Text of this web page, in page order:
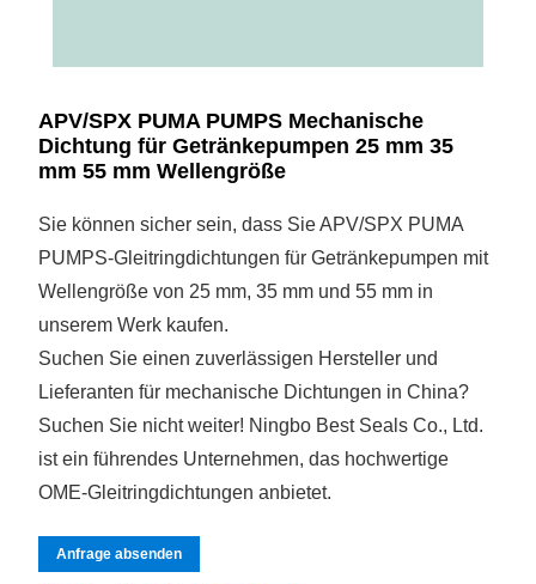
APV/SPX PUMA PUMPS Mechanische
Dichtung für Getränkepumpen 25 mm 35
mm 55 mm Wellengröße
Sie können sicher sein, dass Sie APV/SPX PUMA
PUMPS-Gleitringdichtungen für Getränkepumpen mit
Wellengröße von 25 mm, 35 mm und 55 mm in
unserem Werk kaufen.
Suchen Sie einen zuverlässigen Hersteller und
Lieferanten für mechanische Dichtungen in China?
Suchen Sie nicht weiter! Ningbo Best Seals Co., Ltd.
ist ein führendes Unternehmen, das hochwertige
OME-Gleitringdichtungen anbietet.
Anfrage absenden